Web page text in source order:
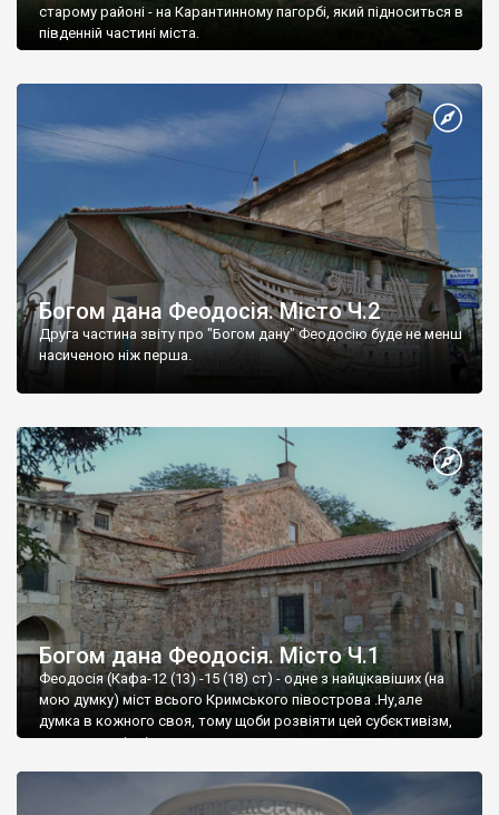
старому районі - на Карантинному пагорбі, який підноситься в
південній частині міста.
Богом дана Феодосія. Місто Ч.2
Друга частина звіту про "Богом дану" Феодосію буде не менш
насиченою ніж перша.
Богом дана Феодосія. Місто Ч.1
Феодосія (Кафа-12 (13) -15 (18) ст) - одне з найцікавіших (на
мою думку) міст всього Кримського півострова .Ну,але
думка в кожного своя, тому щоби розвіяти цей субєктивізм,
запрошую відвідати це